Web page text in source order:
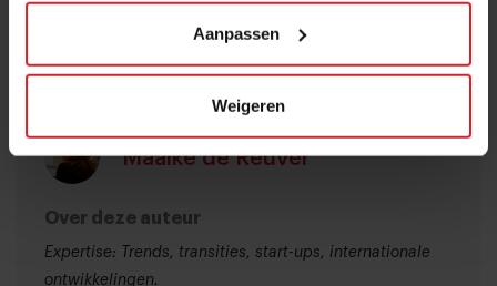
Aanpassen
Weigeren
proeven.
Maaike de Reuver
Over deze auteur
Expertise: Trends, transities, start-ups, internationale
ontwikkelingen.